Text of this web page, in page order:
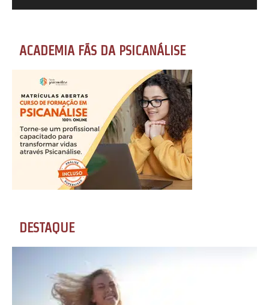
ACADEMIA FÃS DA PSICANÁLISE
DESTAQUE